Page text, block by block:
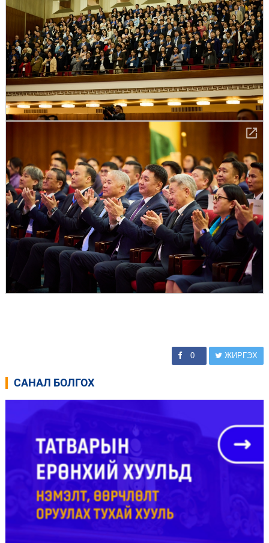
0 ЖИРГЭХ
САНАЛ БОЛГОХ